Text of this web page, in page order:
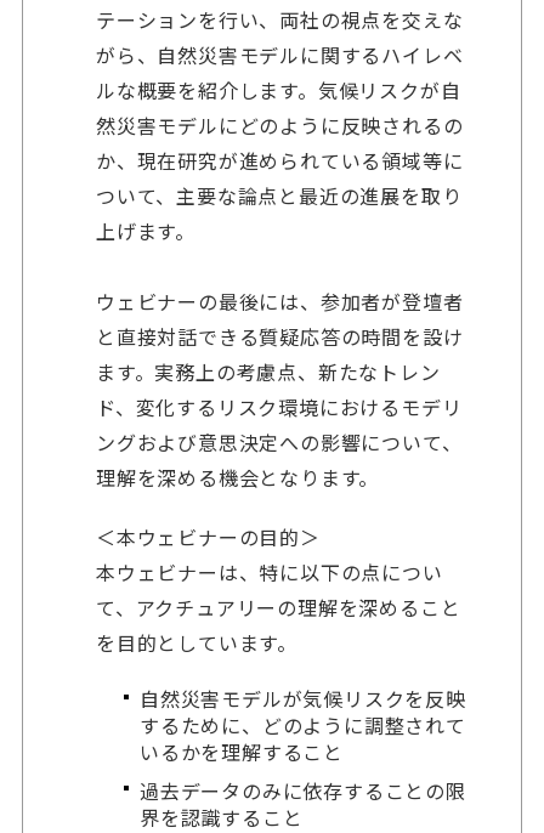
テーションを行い、両社の視点を交えな
がら、自然災害モデルに関するハイレベ
ルな概要を紹介します。気候リスクが自
然災害モデルにどのように反映されるの
か、現在研究が進められている領域等に
ついて、主要な論点と最近の進展を取り
上げます。
ウェビナーの最後には、参加者が登壇者
と直接対話できる質疑応答の時間を設け
ます。実務上の考慮点、新たなトレン
ド、変化するリスク環境におけるモデリ
ングおよび意思決定への影響について、
理解を深める機会となります。
＜本ウェビナーの目的＞
本ウェビナーは、特に以下の点につい
て、アクチュアリーの理解を深めること
を目的としています。
自然災害モデルが気候リスクを反映
するために、どのように調整されて
いるかを理解すること
過去データのみに依存することの限
界を認識すること